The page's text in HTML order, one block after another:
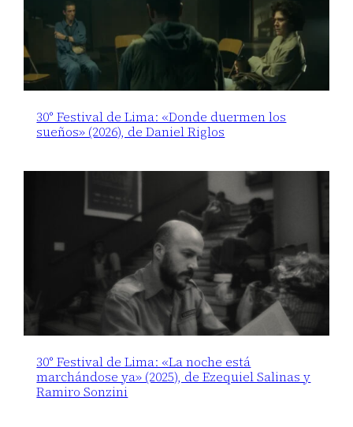
30° Festival de Lima: «Donde duermen los
sueños» (2026), de Daniel Riglos
30° Festival de Lima: «La noche está
marchándose ya» (2025), de Ezequiel Salinas y
Ramiro Sonzini